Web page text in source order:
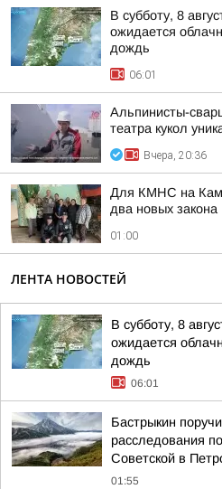
В субботу, 8
ожидается
дождь
06:01
Альпинисты-
театра кукол
Вчера, 20:36
Для КМНС на
два новых закона
01:00
ЛЕНТА НОВОСТЕЙ
В субботу, 8
ожидается
дождь
06:01
Бастрыкин
расследования
Советской в
01:55